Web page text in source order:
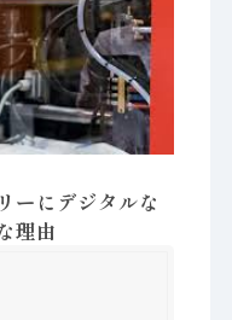
ーにデジタルな
理由